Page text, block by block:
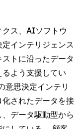
クス、AIソフトウ
インテリジェンス
トに沿ったデータ
よう支援してい
意思決定インテリ
されたデータを接
データ駆動型から